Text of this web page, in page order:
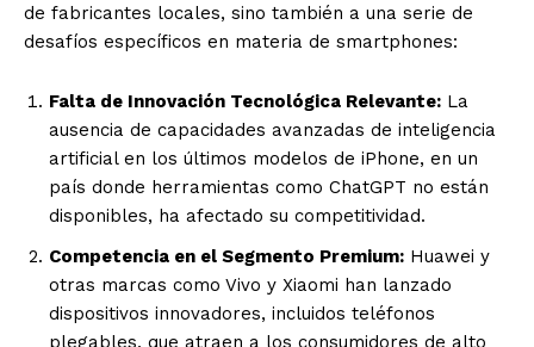
de fabricantes locales, sino también a una serie de
desafíos específicos en materia de smartphones:
Falta de Innovación Tecnológica Relevante: La
ausencia de capacidades avanzadas de inteligencia
artificial en los últimos modelos de iPhone, en un
país donde herramientas como ChatGPT no están
disponibles, ha afectado su competitividad.
Competencia en el Segmento Premium: Huawei y
otras marcas como Vivo y Xiaomi han lanzado
dispositivos innovadores, incluidos teléfonos
plegables, que atraen a los consumidores de alto